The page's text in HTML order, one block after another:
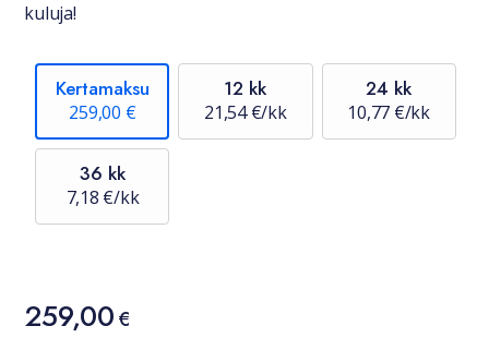
kuluja!
Kertamaksu
259,00 €
12 kk
21,54 €/kk
24 kk
10,77 €/kk
36 kk
7,18 €/kk
Hinta
259,00 €
259,00€